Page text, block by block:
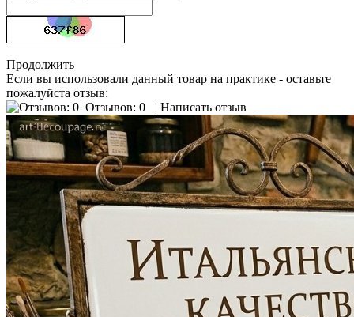
Продолжить
Если вы использовали данный товар на практике - оставьте
пожалуйста отзыв:
Отзывов: 0 | Написать отзыв